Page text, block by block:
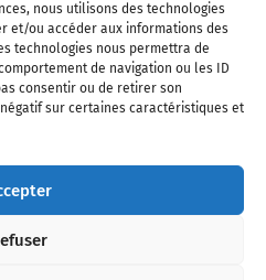
nous utilisons des technologies
et/ou accéder aux informations des
technologies nous permettra de
de navigation ou les ID
consentir ou de retirer son
sur certaines caractéristiques et
contacter
Partenaires
de confidentialité Cookies
commerciale, l'aviation d'affaires, les
financement et la location d'aéronefs
l'industrie spatiale. Toute reproduction,